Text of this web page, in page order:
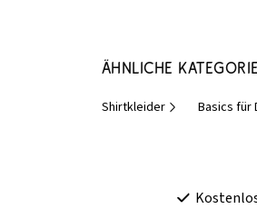
Ähnliche
Shirtkleider Basics für